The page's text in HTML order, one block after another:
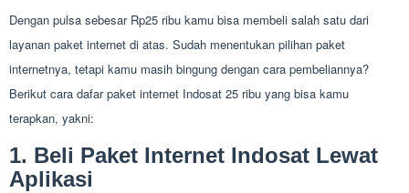
Dengan pulsa sebesar Rp25 ribu kamu bisa membeli salah satu dari
layanan paket internet di atas. Sudah menentukan pilihan paket
internetnya, tetapi kamu masih bingung dengan cara pembeliannya?
Berikut cara dafar paket internet Indosat 25 ribu yang bisa kamu
terapkan, yakni:
1. Beli Paket Internet Indosat Lewat
Aplikasi